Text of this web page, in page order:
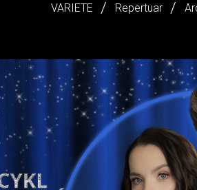
VARIETE Repertuar